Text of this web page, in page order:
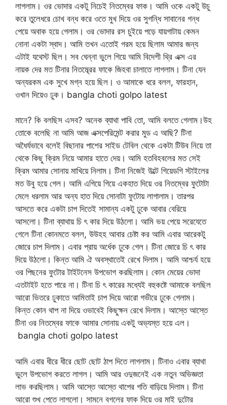
লাগলাম। ওর ভোদার একটু নিচেই নিতম্বের ফাক। আমি ওকে একটু উচু
করে তুলেধরে চোখ বন্ধ করে ওতে মুখ দিয়ে ওর সুগন্ধি সাবানের গন্ধ
পেয়ে অবাক হয়ে গেলাম। ওর ভোদার রস চুইয়ে পড়ে যায়গাটায় কেমন
নোনা একটা স্বাদ। আমি তখন এতোই গরম হয়ে ছিলাম আমার জন্য
এটাই যথেস্ট ছিল। সব ঘেন্না ভুলে গিয়ে আমি বিদেশী থ্রি এক্স এর
নায়ক দের মত টিনার নিতম্ব্রের ফাকে জিহবা চালাতে লাগলাম। টিনা যেন
অন্যরকম এক সুখে মগ্ন হয়ে ছিল। ও আমাকে ধরে বলল, ফারহান,
ওখান দিয়েও ঢুক। bangla choti golpo latest
মানে? কি বলছিস এসব? অনেক ব্যাথা পাবি তো, আমি বলতে গেলাম।উহ
তোকে বলেছি না আমি আজ এক্সপেরিমেন্ট করার মুড এ আছি? টিনা
অধৈর্যভাবে বলেই বিছানার পাশের সাইড টেবিল থেকে একটা টিউব নিয়ে তা
থেকে কিছু ক্রিম নিয়ে আমার হাতে দেয়। আমি হতবিহবলের মত সেই
ক্রিম আমার সোনায় মাখিয়ে নিলাম। টিনা নিজেই উল্টে গিয়েডগি স্টাইলের
মত উবু হয়ে গেল। আমি এগিয়ে গিয়ে একহাত দিয়ে ওর নিতম্বের ফুটোটা
মেলে ধরলাম আর অন্য হাত দিয়ে সোনাটা ফুটোয় লাগালাম। তারপর
আসতে করে একটা চাপ দিতেই সামান্য একটু ঢুকে আবার বেরিয়ে
আসলো। টিনা ব্যাথায় চি ৎ কার দিয়ে উঠলো। আমি ভয় পেয়ে সরেযেতে
গেলে টিনা কোনমতে বলল, উউহহ আবার চেষ্টা কর আমি এবার আরেকটু
জোরে চাপ দিলাম। এবার প্রায় অর্ধেক ঢুকে গেল। টিনা জোরে চি ৎ কার
দিয়ে উঠলো। কিন্ত আমি ঐ অবস্থাতেই রেখে দিলাম। আমি আশ্চর্য হয়ে
ওর পিছনের ফুটোর টাইটনেস উপভোগ করছিলাম। কোন মেয়ের ভোদা
এতটাইট হতে পারে না। টিনা চি ৎ কারের মধ্যেই বহুকষ্টে আমাকে বলছিল
আরো ভিতরে ঢুকাতে আমিতাই চাপ দিয়ে আরো গভীরে ঢুকে গেলাম।
কিন্ত কোন থাপ না দিয়ে ওভাবেই কিছুক্ষন রেখে দিলাম। আস্তে আস্তে
টিনা ওর নিতম্বের ফাকে আমার সোনায় একটু অভ্যস্ত হয়ে এল।
bangla choti golpo latest
আমি এবার ধীরে ধীরে ছোট ছোট ঠাপ দিতে লাগলাম। টিনাও এবার ব্যাথা
ভুলে উপভোগ করতে লাগল। আমি আর ওদুজনেই এক নতুন অভিজ্ঞতা
লাভ করছিলাম। আমি আস্তে আস্তে থাপের গতি বাড়িয়ে দিলাম। টিনা
আরো শুখ পেতে লাগলো। সামনে বগলের ফাক দিয়ে ওর মাই দুটোর